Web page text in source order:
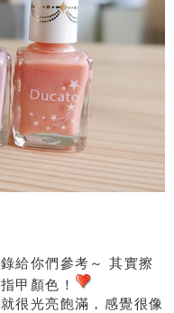
給你們參考～ 其實擦
甲顏色！
很光亮飽滿，感覺很像